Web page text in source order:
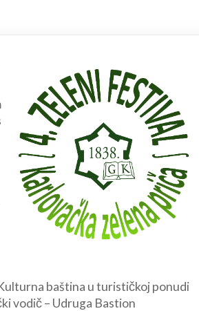
baština u turističkoj ponudi
vodič – Udruga Bastion